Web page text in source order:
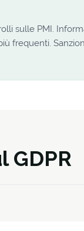
sulle PMI.
frequenti.
GDPR